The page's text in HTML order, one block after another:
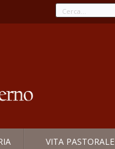
VITA PASTORALE